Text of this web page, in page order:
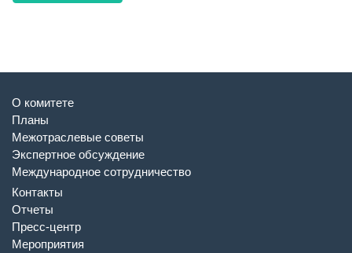
О комитете
Планы
Межотраслевые советы
Экспертное обсуждение
Международное сотрудничество
Контакты
Отчеты
Пресс-центр
Мероприятия